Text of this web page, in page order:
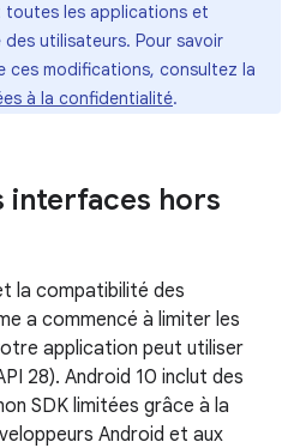
les applications et
utilisateurs. Pour savoir
ces modifications, consultez la
à la confidentialité.
interfaces hors
la compatibilité des
a commencé à limiter les
application peut utiliser
28). Android 10 inclut des
SDK limitées grâce à la
Android et aux